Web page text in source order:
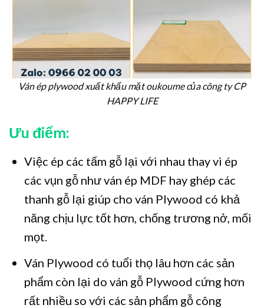
Ván ép plywood xuất khẩu mặt oukoume của công ty CP
HAPPY LIFE
Ưu điểm:
Việc ép các tấm gỗ lại với nhau thay vì ép
các vụn gỗ như ván ép MDF hay ghép các
thanh gỗ lại giúp cho ván Plywood có khả
năng chịu lực tốt hơn, chống trương nở, mối
mọt.
Ván Plywood có tuổi thọ lâu hơn các sản
phẩm còn lại do ván gỗ Plywood cứng hơn
rất nhiều so với các sản phẩm gỗ công